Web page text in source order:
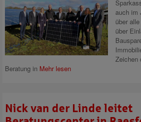
auch im
über
über
Zeichen
Beratung in Mehr lesen
Nick van der Linde leitet